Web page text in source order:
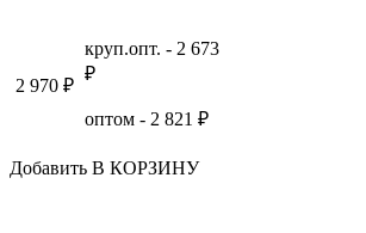
2 970 ₽
круп.опт. - 2 673
₽
оптом - 2 821 ₽
Добавить В КОРЗИНУ